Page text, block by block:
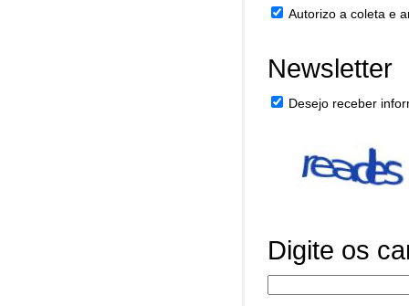
Autorizo a coleta e
Newsletter
Desejo receber
Digite os